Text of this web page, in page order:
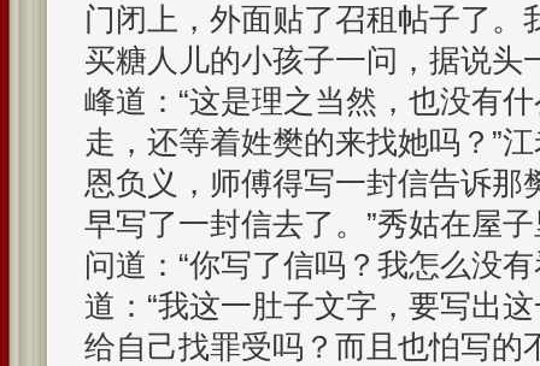
门闭上，外面贴了召租帖子了。
买糖人儿的小孩子一问，据说头
峰道：“这是理之当然，也没有
走，还等着姓樊的来找她吗？”
恩负义，师傅得写一封信告诉那
早写了一封信去了。”秀姑在屋
问道：“你写了信吗？我怎么没
道：“我这一肚子文字，要写出
给自己找罪受吗？而且也怕写的